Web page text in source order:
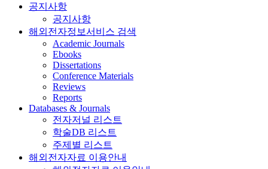
공지사항
공지사항
해외전자정보서비스 검색
Academic Journals
Ebooks
Dissertations
Conference Materials
Reviews
Reports
Databases & Journals
전자저널 리스트
학술DB 리스트
주제별 리스트
해외전자자료 이용안내